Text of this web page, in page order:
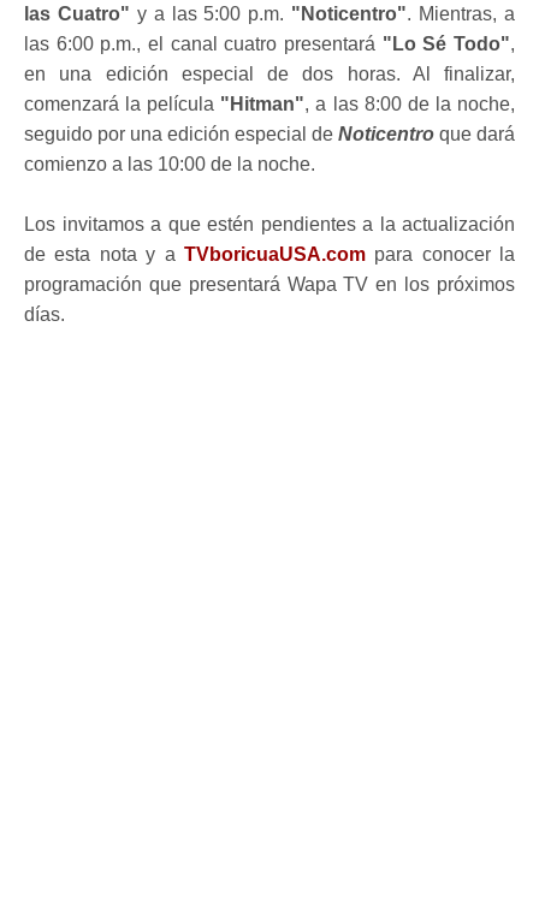
las Cuatro" y a las 5:00 p.m. "Noticentro". Mientras, a
las 6:00 p.m., el canal cuatro presentará "Lo Sé Todo",
en una edición especial de dos horas. Al finalizar,
comenzará la película "Hitman", a las 8:00 de la noche,
seguido por una edición especial de Noticentro que dará
comienzo a las 10:00 de la noche.
Los invitamos a que estén pendientes a la actualización
de esta nota y a TVboricuaUSA.compara conocer la
programación que presentará Wapa TV en los próximos
días.